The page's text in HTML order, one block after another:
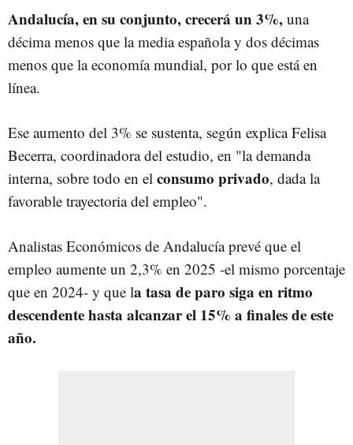
Andalucía, en su conjunto, crecerá un 3%, una
décima menos que la media española y dos décimas
menos que la economía mundial, por lo que está en
línea.
Ese aumento del 3% se sustenta, según explica Felisa
Becerra, coordinadora del estudio, en "la demanda
interna, sobre todo en el consumo privado, dada la
favorable trayectoria del empleo".
Analistas Económicos de Andalucía prevé que el
empleo aumente un 2,3% en 2025 -el mismo porcentaje
que en 2024- y que la tasa de paro siga en ritmo
descendente hasta alcanzar el 15% a finales de este
año.